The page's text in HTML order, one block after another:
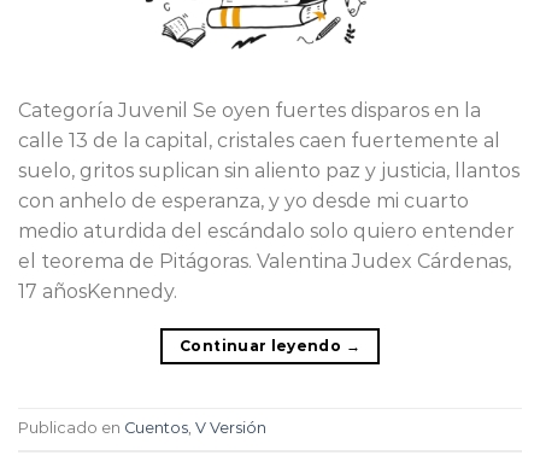
Categoría Juvenil Se oyen fuertes disparos en la
calle 13 de la capital, cristales caen fuertemente al
suelo, gritos suplican sin aliento paz y justicia, llantos
con anhelo de esperanza, y yo desde mi cuarto
medio aturdida del escándalo solo quiero entender
el teorema de Pitágoras. Valentina Judex Cárdenas,
17 añosKennedy.
Continuar leyendo →
Publicado en Cuentos, V Versión